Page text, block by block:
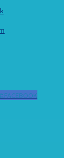
FACEBOOK